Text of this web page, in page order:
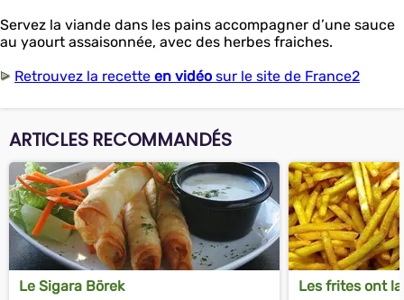
Servez la viande dans les pains accompagner d’une sauce
au yaourt assaisonnée, avec des herbes fraiches.
Retrouvez la recette en vidéo sur le site de France2
ARTICLES RECOMMANDÉS
Le Sigara Börek Les frites ont